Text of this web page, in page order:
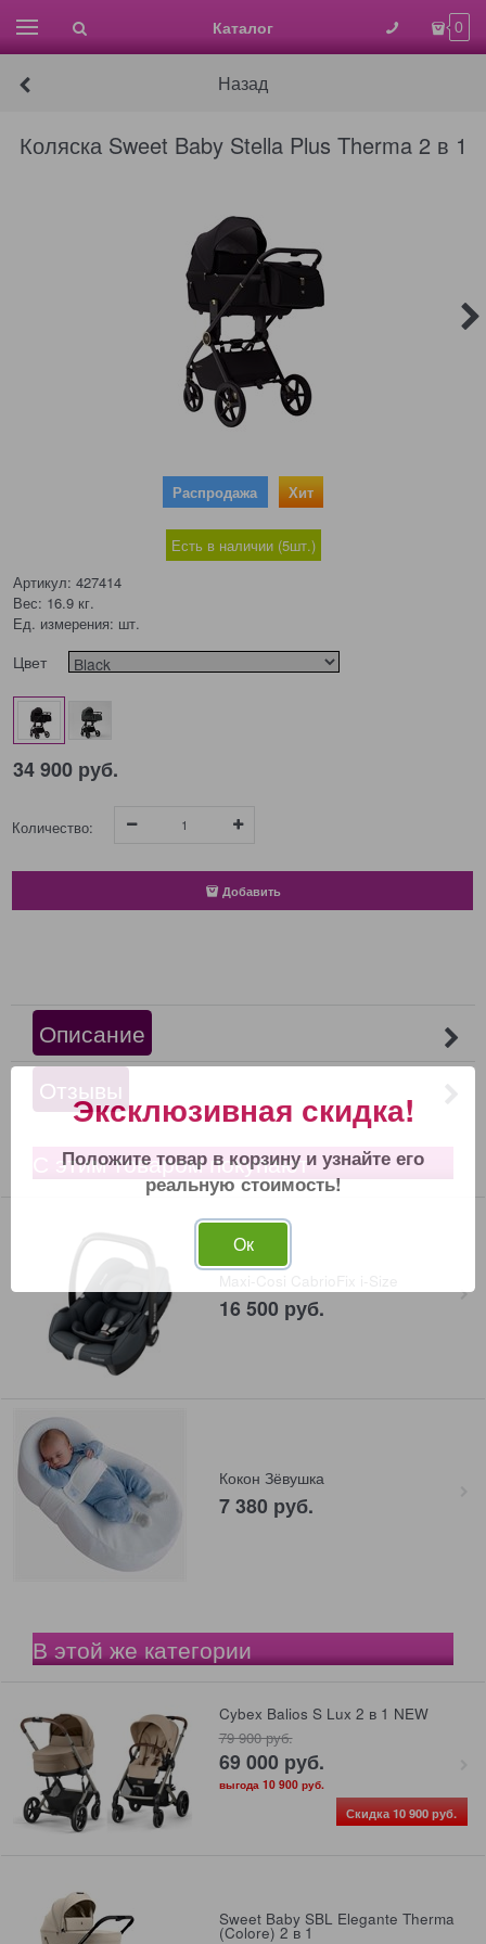
Каталог 0
Назад
Коляска Sweet Baby Stella Plus Therma 2 в 1
Распродажа Хит
Есть в наличии (5шт.)
Артикул: 427414
Вес: 16.9 кг.
Ед. измерения: шт.
Цвет
34 900 руб.
Количество:
Добавить
Описание
Отзывы
С этим товаром покупают
16 500 руб.
Кокон Зёвушка
7 380 руб.
В этой же категории
Cybex Balios S Lux 2 в 1 NEW
79 900 руб.
69 000 руб.
выгода 10 900 руб.
Скидка 10 900 руб.
Sweet Baby SBL Elegante Therma
(Colore) 2 в 1
Эксклюзивная скидка!
Положите товар в корзину и узнайте его
реальную стоимость!
Ок